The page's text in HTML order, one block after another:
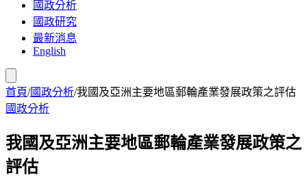
國政分析
國政研究
最新消息
English
首頁/國政分析/我國及亞洲主要地區郵輪產業發展政策之評估
國政分析
我國及亞洲主要地區郵輪產業發展政策之
評估